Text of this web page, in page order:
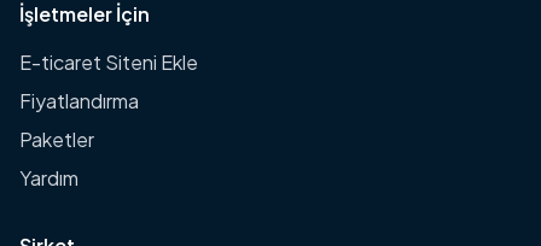
İşletmeler İçin
E-ticaret Siteni Ekle
Fiyatlandırma
Paketler
Yardım